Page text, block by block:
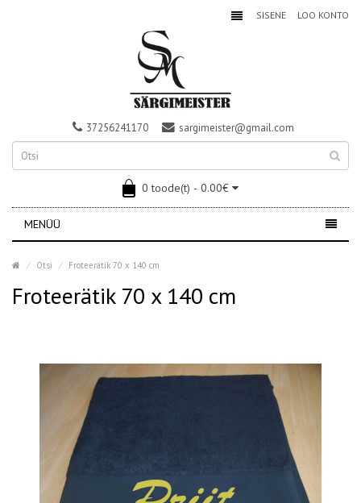
SISENE LOO KONTO
37256241170 sargimeister@gmail.com
0 toode(t) - 0.00€
MENÜÜ
Otsi Froteerätik 70 x 140 cm
Froteerätik 70 x 140 cm